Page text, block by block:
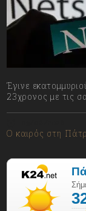
Έγινε
23χρονος με τις
Ο καιρός στη